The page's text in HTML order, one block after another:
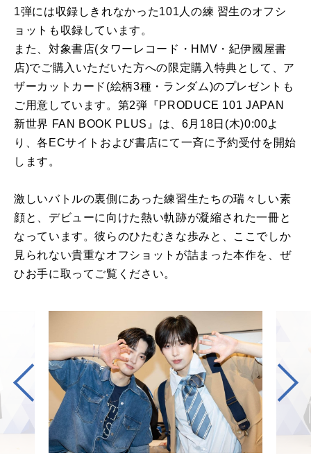
1弾には収録しきれなかった101人の練 習生のオフシ
ョットも収録しています。
また、対象書店(タワーレコード・HMV・紀伊國屋書
店)でご購入いただいた方への限定購入特典として、ア
ザーカットカード(絵柄3種・ランダム)のプレゼントも
ご用意しています。第2弾『PRODUCE 101 JAPAN
新世界 FAN BOOK PLUS』は、6月18日(木)0:00よ
り、各ECサイトおよび書店にて一斉に予約受付を開始
します。
激しいバトルの裏側にあった練習生たちの瑞々しい素
顔と、デビューに向けた熱い軌跡が凝縮された一冊と
なっています。彼らのひたむきな歩みと、ここでしか
見られない貴重なオフショットが詰まった本作を、ぜ
ひお手に取ってご覧ください。